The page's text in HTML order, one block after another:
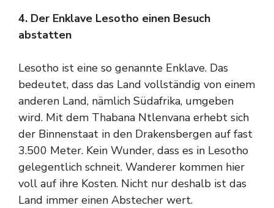
4. Der Enklave Lesotho einen Besuch
abstatten
Lesotho ist eine so genannte Enklave. Das
bedeutet, dass das Land vollständig von einem
anderen Land, nämlich Südafrika, umgeben
wird. Mit dem Thabana Ntlenvana erhebt sich
der Binnenstaat in den Drakensbergen auf fast
3.500 Meter. Kein Wunder, dass es in Lesotho
gelegentlich schneit. Wanderer kommen hier
voll auf ihre Kosten. Nicht nur deshalb ist das
Land immer einen Abstecher wert.